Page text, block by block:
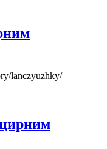
lanczyuzhky/